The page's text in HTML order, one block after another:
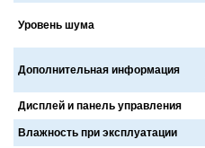
Уровень шума
Дополнительная информация
Дисплей и панель управления
Влажность при эксплуатации